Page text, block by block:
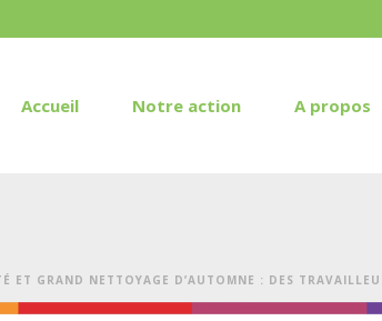
Accueil Notre action A propos
ET GRAND NETTOYAGE D’AUTOMNE : DES